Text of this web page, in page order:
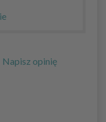
Napisz opinię